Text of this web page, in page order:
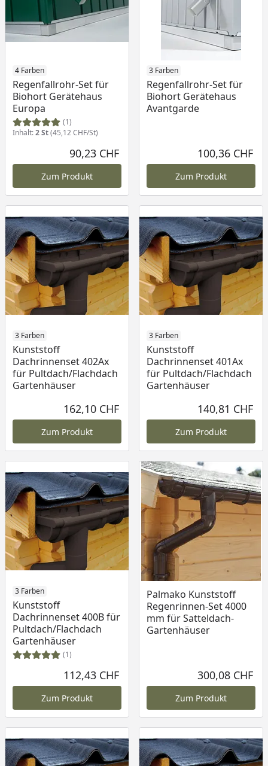
4 Farben
Regenfallrohr-Set für
Biohort Gerätehaus
Europa
(1)
Inhalt:2 St(45,12 CHF/St)
90,23 CHF
Zum Produkt
3 Farben
Regenfallrohr-Set für
Biohort Gerätehaus
Avantgarde
100,36 CHF
Zum Produkt
3 Farben
Kunststoff
Dachrinnenset 402Ax
für Pultdach/Flachdach
Gartenhäuser
162,10 CHF
Zum Produkt
3 Farben
Kunststoff
Dachrinnenset 401Ax
für Pultdach/Flachdach
Gartenhäuser
140,81 CHF
Zum Produkt
3 Farben
Kunststoff
Dachrinnenset 400B für
Pultdach/Flachdach
Gartenhäuser
(1)
112,43 CHF
Zum Produkt
Palmako Kunststoff
Regenrinnen-Set 4000
mm für Satteldach-
Gartenhäuser
300,08 CHF
Zum Produkt